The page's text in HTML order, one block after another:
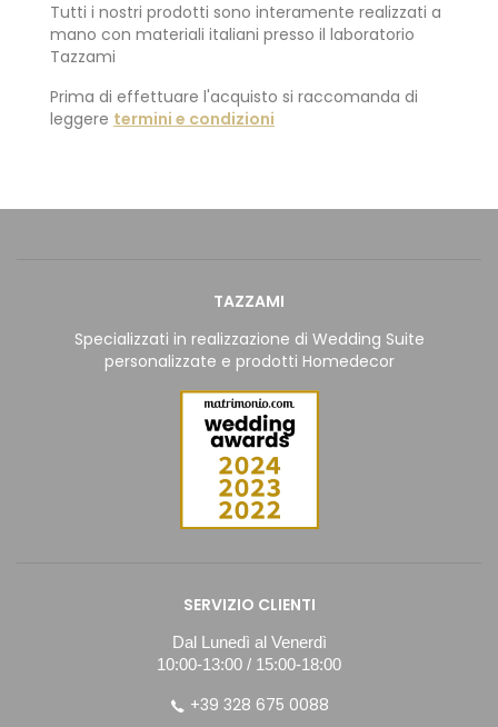
Tutti i nostri prodotti sono interamente realizzati a
mano con materiali italiani presso il laboratorio
Tazzami
Prima di effettuare l'acquisto si raccomanda di
leggere termini e condizioni
TAZZAMI
Specializzati in realizzazione di Wedding Suite
personalizzate e prodotti Homedecor
SERVIZIO CLIENTI
Dal Lunedì al Venerdì
10:00-13:00 / 15:00-18:00
+39 328 675 0088